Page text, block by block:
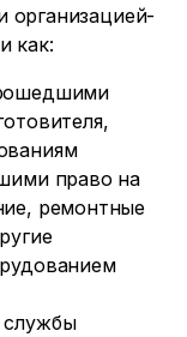
организацией-
как:
право на
ремонтные
службы